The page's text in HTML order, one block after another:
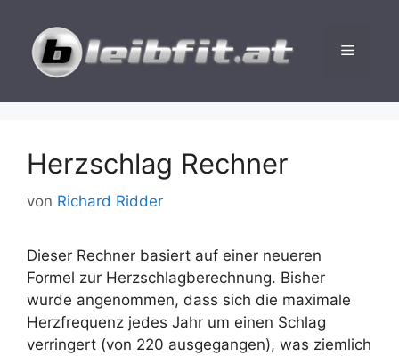
Inhalt
springen
Menü
Herzschlag Rechner
von Richard Ridder
Dieser Rechner basiert auf einer neueren
Formel zur Herzschlagberechnung. Bisher
wurde angenommen, dass sich die maximale
Herzfrequenz jedes Jahr um einen Schlag
verringert (von 220 ausgegangen), was ziemlich